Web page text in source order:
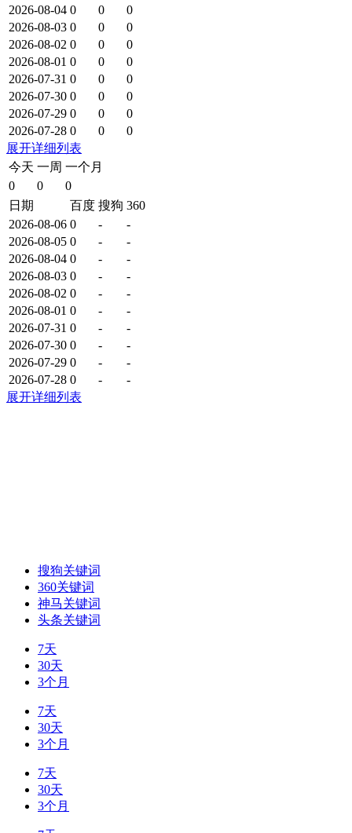
2026-08-04 0 0
0
2026-08-03 0 0
0
2026-08-02 0 0
0
2026-08-01 0 0
0
2026-07-31 0 0
0
2026-07-30 0 0
0
2026-07-29 0 0
0
2026-07-28 0 0
0
展开详细列表
今天 一周 一个月
0
0
0
日期
百度 搜狗 360
2026-08-06 0 -
-
2026-08-05 0 -
-
2026-08-04 0 -
-
2026-08-03 0 -
-
2026-08-02 0 -
-
2026-08-01 0 -
-
2026-07-31 0 -
-
2026-07-30 0 -
-
2026-07-29 0 -
-
2026-07-28 0 -
-
展开详细列表
搜狗关键词
360关键词
神马关键词
头条关键词
7天
30天
3个月
7天
30天
3个月
7天
30天
3个月